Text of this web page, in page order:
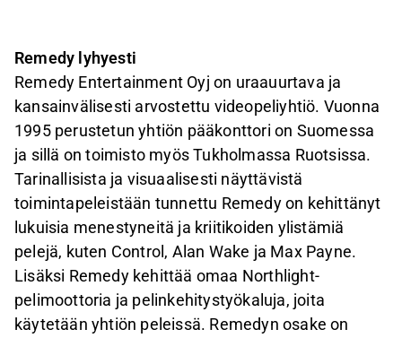
Remedy lyhyesti
Remedy Entertainment Oyj on uraauurtava ja
kansainvälisesti arvostettu videopeliyhtiö. Vuonna
1995 perustetun yhtiön pääkonttori on Suomessa
ja sillä on toimisto myös Tukholmassa Ruotsissa.
Tarinallisista ja visuaalisesti näyttävistä
toimintapeleistään tunnettu Remedy on kehittänyt
lukuisia menestyneitä ja kriitikoiden ylistämiä
pelejä, kuten Control, Alan Wake ja Max Payne.
Lisäksi Remedy kehittää omaa Northlight-
pelimoottoria ja pelinkehitystyökaluja, joita
käytetään yhtiön peleissä. Remedyn osake on